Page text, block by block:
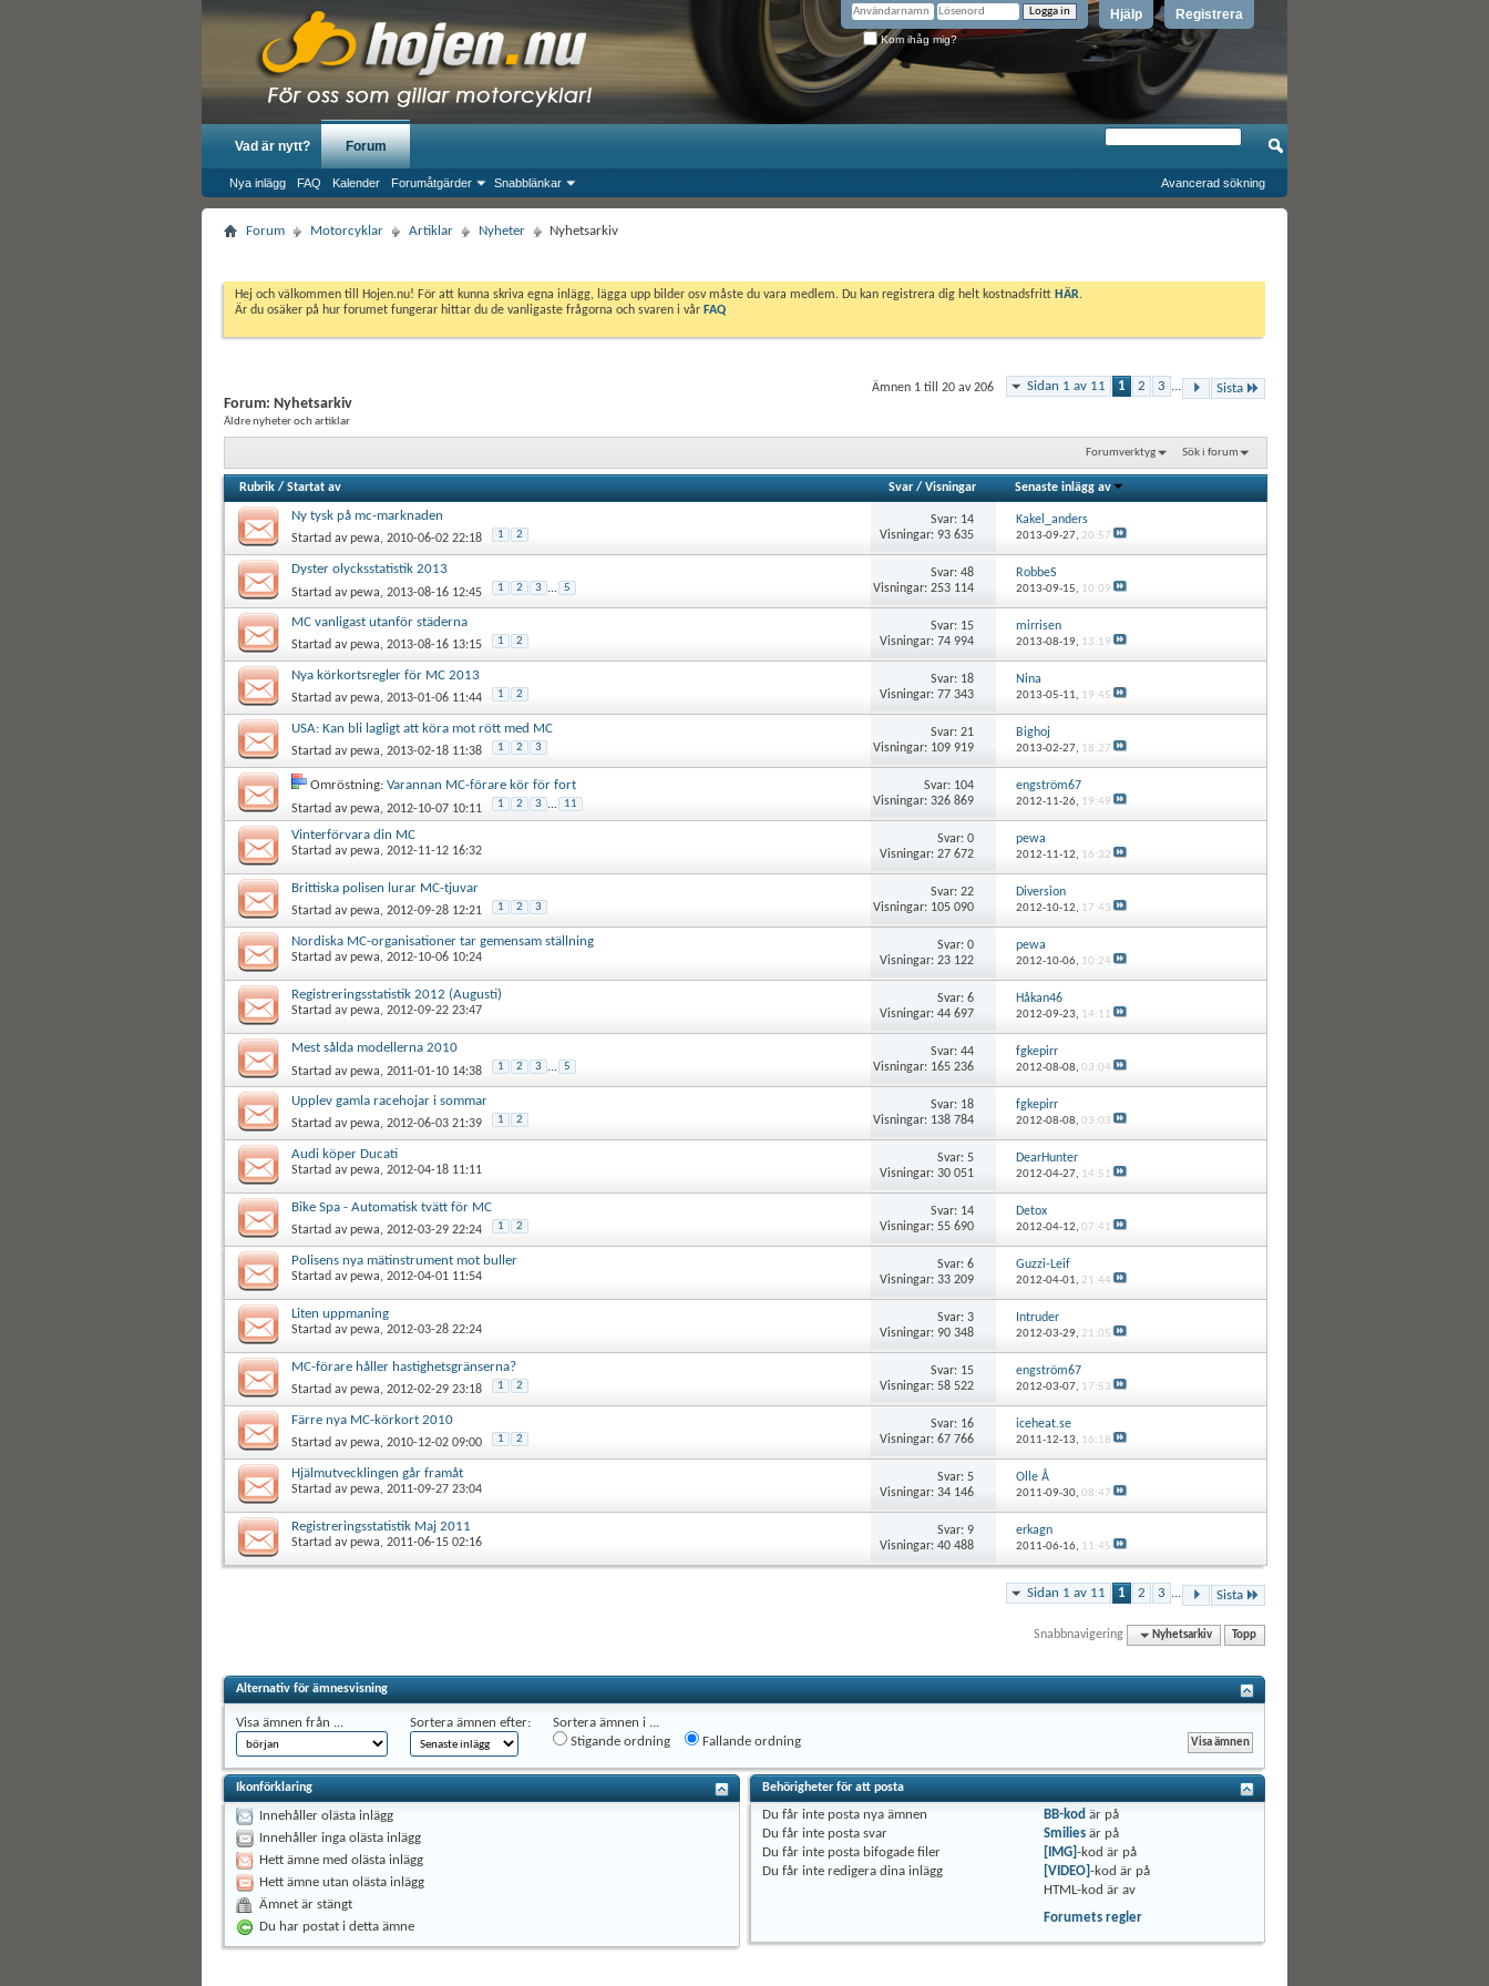
Registrera
Hjälp
Kom ihåg mig?
Vad är nytt? Forum
Nya inlägg FAQ Kalender Forumåtgärder Snabblänkar Avancerad sökning
Forum Motorcyklar Artiklar Nyheter Nyhetsarkiv
Hej och välkommen till Hojen.nu! För att kunna skriva egna inlägg, lägga upp bilder osv måste du vara medlem. Du kan registrera dig helt kostnadsfritt HÄR.
Är du osäker på hur forumet fungerar hittar du de vanligaste frågorna och svaren i vår FAQ
Sidan 1 av 11 1 2 3 ... Sista
Ämnen 1 till 20 av 206
Forum: Nyhetsarkiv
Äldre nyheter och artiklar
Forumverktyg Sök i forum
Rubrik / Startat av Svar/ Visningar Senaste inlägg av
Ny tysk på mc-marknaden
Startad avpewa, 2010-06-02 22:18 1 2
Svar: 14
Visningar: 93 635
Kakel_anders
2013-09-27, 20:57
Dyster olycksstatistik 2013
Startad avpewa, 2013-08-16 12:45 1 2 3 ... 5
Svar: 48
Visningar: 253 114
RobbeS
2013-09-15, 10:09
MC vanligast utanför städerna
Startad avpewa, 2013-08-16 13:15 1 2
Svar: 15
Visningar: 74 994
mirrisen
2013-08-19, 13:19
Nya körkortsregler för MC 2013
Startad avpewa, 2013-01-06 11:44 1 2
Svar: 18
Visningar: 77 343
Nina
2013-05-11, 19:45
USA: Kan bli lagligt att köra mot rött med MC
Startad avpewa, 2013-02-18 11:38 1 2 3
Svar: 21
Visningar: 109 919
Bighoj
2013-02-27, 18:27
Omröstning: Varannan MC-förare kör för fort
Startad avpewa, 2012-10-07 10:11 1 2 3 ... 11
Svar: 104
Visningar: 326 869
engström67
2012-11-26, 19:49
Vinterförvara din MC
Startad avpewa, 2012-11-12 16:32
Svar: 0
Visningar: 27 672
pewa
2012-11-12, 16:32
Brittiska polisen lurar MC-tjuvar
Startad avpewa, 2012-09-28 12:21 1 2 3
Svar: 22
Visningar: 105 090
Diversion
2012-10-12, 17:43
Nordiska MC-organisationer tar gemensam ställning
Startad avpewa, 2012-10-06 10:24
Svar: 0
Visningar: 23 122
pewa
2012-10-06, 10:24
Registreringsstatistik 2012 (Augusti)
Startad avpewa, 2012-09-22 23:47
Svar: 6
Visningar: 44 697
Håkan46
2012-09-23, 14:11
Mest sålda modellerna 2010
Startad avpewa, 2011-01-10 14:38 1 2 3 ... 5
Svar: 44
Visningar: 165 236
fgkepirr
2012-08-08,03:04
Upplev gamla racehojar i sommar
Startad avpewa, 2012-06-03 21:39 1 2
Svar: 18
Visningar: 138 784
fgkepirr
2012-08-08,03:03
Audi köper Ducati
Startad avpewa, 2012-04-18 11:11
Svar: 5
Visningar: 30 051
DearHunter
2012-04-27, 14:51
Bike Spa - Automatisk tvätt för MC
Startad avpewa, 2012-03-29 22:24 1 2
Svar: 14
Visningar: 55 690
Detox
2012-04-12,07:41
Polisens nya mätinstrument mot buller
Startad avpewa, 2012-04-01 11:54
Svar: 6
Visningar: 33 209
Guzzi-Leif
2012-04-01, 21:44
Liten uppmaning
Startad avpewa, 2012-03-28 22:24
Svar: 3
Visningar: 90 348
Intruder
2012-03-29, 21:05
MC-förare håller hastighetsgränserna?
Startad avpewa, 2012-02-29 23:18 1 2
Svar: 15
Visningar: 58 522
engström67
2012-03-07, 17:53
Färre nya MC-körkort 2010
Startad avpewa, 2010-12-02 09:00 1 2
Svar: 16
Visningar: 67 766
iceheat.se
2011-12-13, 16:18
Hjälmutvecklingen går framåt
Startad avpewa, 2011-09-27 23:04
Svar: 5
Visningar: 34 146
Olle Å
2011-09-30,08:47
Registreringsstatistik Maj 2011
Startad avpewa, 2011-06-15 02:16
Svar: 9
Visningar: 40 488
erkagn
2011-06-16, 11:45
Sidan 1 av 11 1 2 3 ... Sista
Snabbnavigering Nyhetsarkiv Topp
Alternativ för ämnesvisning
Visa ämnen från ... Sortera ämnen efter:
Sortera ämnen i ...
Stigande ordning
Fallande ordning
Ikonförklaring
Innehåller olästa inlägg
Innehåller inga olästa inlägg
Hett ämne med olästa inlägg
Hett ämne utan olästa inlägg
Ämnet är stängt
Du har postat i detta ämne
Behörigheter för att posta
Du får inteposta nya ämnen
Du får inteposta svar
Du får inteposta bifogade filer
Du får interedigera dina inlägg
BB-kod är på
Smiliesär på
[IMG]-kod är på
[VIDEO]-kod är på
HTML-kod är av
Forumets regler